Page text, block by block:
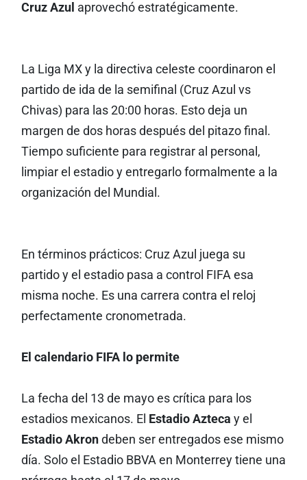
Cruz Azul aprovechó estratégicamente.
La Liga MX y la directiva celeste coordinaron el
partido de ida de la semifinal (Cruz Azul vs
Chivas) para las 20:00 horas. Esto deja un
margen de dos horas después del pitazo final.
Tiempo suficiente para registrar al personal,
limpiar el estadio y entregarlo formalmente a la
organización del Mundial.
En términos prácticos: Cruz Azul juega su
partido y el estadio pasa a control FIFA esa
misma noche. Es una carrera contra el reloj
perfectamente cronometrada.
El calendario FIFA lo permite
La fecha del 13 de mayo es crítica para los
estadios mexicanos. El Estadio Azteca y el
Estadio Akrondeben ser entregados ese mismo
día. Solo el Estadio BBVA en Monterrey tiene una